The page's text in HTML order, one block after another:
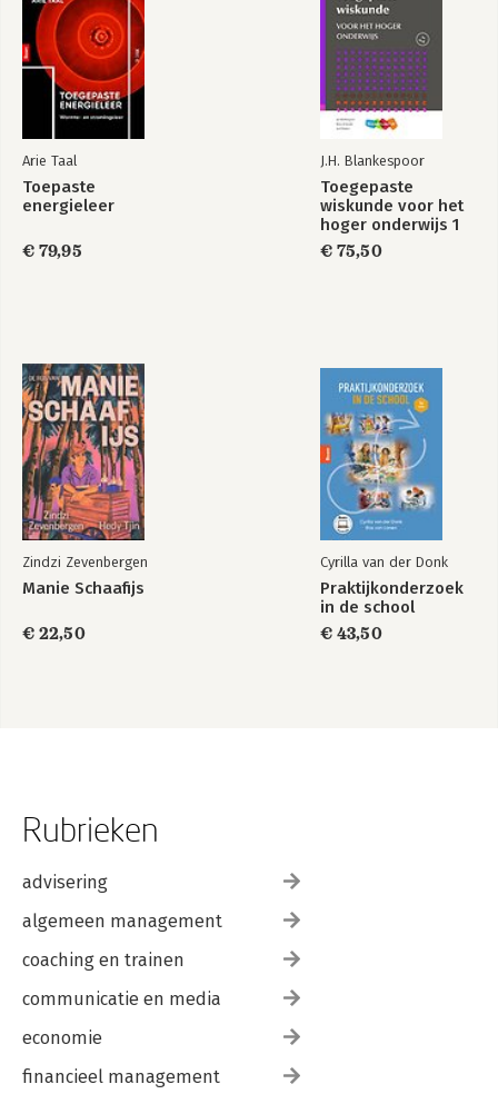
Arie Taal
Toepaste
energieleer
€ 79,95
J.H. Blankespoor
Toegepaste
wiskunde voor het
hoger onderwijs 1
€ 75,50
Zindzi Zevenbergen
Manie Schaafijs
€ 22,50
Cyrilla van der Donk
Praktijkonderzoek
in de school
€ 43,50
Rubrieken
advisering
algemeen management
coaching en trainen
communicatie en media
economie
financieel management